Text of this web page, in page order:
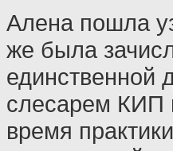
Алена пошла
же была
единственной
слесарем КИП
время